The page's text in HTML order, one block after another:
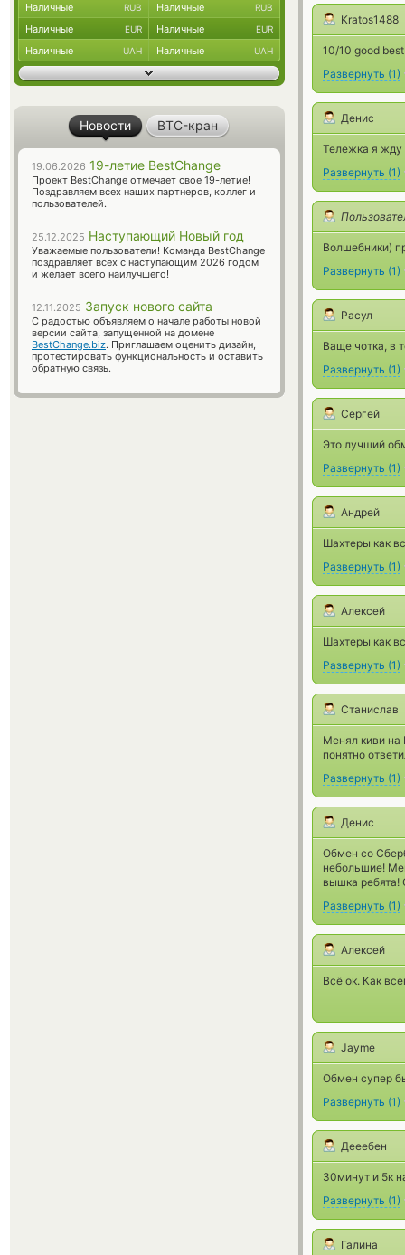
Kratos1488
10/10 good
Развернуть (1)
Денис
Тележка я жду
Развернуть (1)
Волшебники)
Развернуть (1)
Расул
Ваще чотка, в
Развернуть (1)
Сергей
Это лучший
Развернуть (1)
Андрей
Шахтеры как
Развернуть (1)
Алексей
Шахтеры как
Развернуть (1)
Станислав
Менял киви на
понятно
Развернуть (1)
Денис
Обмен со
небольшие!
вышка ребята!
Развернуть (1)
Алексей
Всё ок. Как
Jayme
Обмен супер
Развернуть (1)
Дееебен
30минут и 5к
Развернуть (1)
Галина
Наличные RUB Наличные RUB
Наличные EUR Наличные EUR
Наличные UAH Наличные UAH
Новости BTC-кран
19.06.2026 19-летие BestChange
Проект BestChange отмечает свое 19-летие!
Поздравляем всех наших партнеров, коллег и
пользователей.
25.12.2025 Наступающий Новый год
Уважаемые пользователи! Команда BestChange
поздравляет всех с наступающим 2026 годом
и желает всего наилучшего!
12.11.2025 Запуск нового сайта
С радостью объявляем о начале работы новой
версии сайта, запущенной на домене
BestChange.biz. Приглашаем оценить дизайн,
протестировать функциональность и оставить
обратную связь.